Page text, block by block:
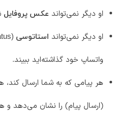
او دیگر نمی‌تواند عکس پروفایل
او دیگر نمی‌تواند استاتوسی (status)
واتساپ خود گذاشته‌اید ببیند.
هر پیامی که به شما ارسال کند،
(ارسال پیام) را نشان می‌دهد